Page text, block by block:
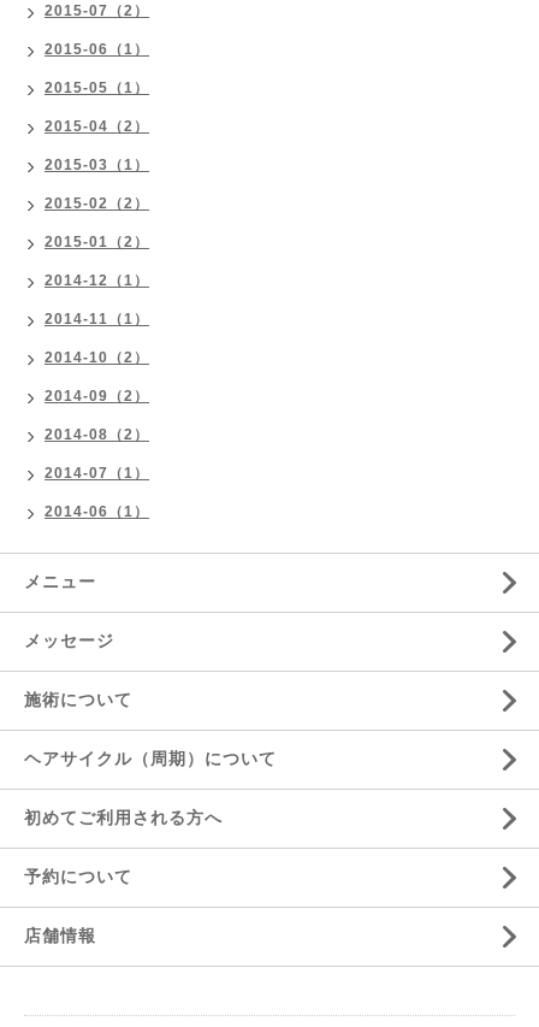
2015-07（2）
2015-06（1）
2015-05（1）
2015-04（2）
2015-03（1）
2015-02（2）
2015-01（2）
2014-12（1）
2014-11（1）
2014-10（2）
2014-09（2）
2014-08（2）
2014-07（1）
2014-06（1）
メニュー
メッセージ
施術について
ヘアサイクル（周期）について
初めてご利用される方へ
予約について
店舗情報